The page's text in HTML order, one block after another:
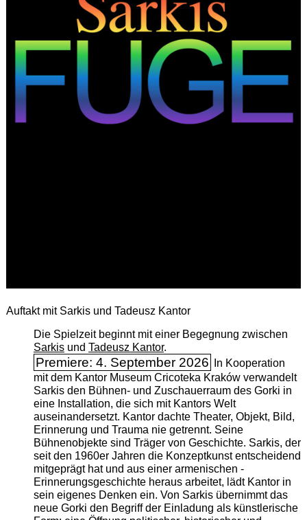
Auftakt mit Sarkis und Tadeusz Kantor
Die Spielzeit beginnt mit einer Begegnung zwischen
Sarkisund Tadeusz Kantor.
Premiere: 4. September 2026
In Kooperation
mit dem Kantor Museum Cricoteka Kraków verwandelt
Sarkis den Bühnen- und Zuschauerraum des Gorki in
eine Installation, die sich mit Kantors Welt
auseinandersetzt. Kantor dachte Theater, Objekt, Bild,
Erinnerung und Trauma nie getrennt. Seine
Bühnenobjekte sind Träger von Geschichte. Sarkis, der
seit den 1960er Jahren die Konzeptkunst entscheidend
mitgeprägt hat und aus einer armenischen ­
Erinnerungsgeschichte heraus arbeitet, lädt Kantor in
sein eigenes Denken ein. Von Sarkis übernimmt das
neue Gorki den Begriff der Einladung als künstlerische